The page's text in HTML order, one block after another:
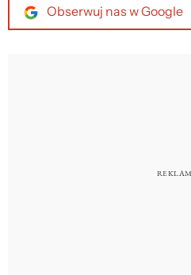
Obserwuj nas w Google